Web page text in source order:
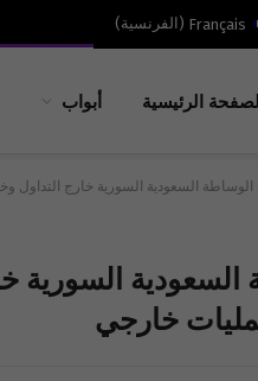
Français
( الفرنسية)
الرئيسية أبواب
الوساطة السعودية السورية خارج
السورية
خارجي